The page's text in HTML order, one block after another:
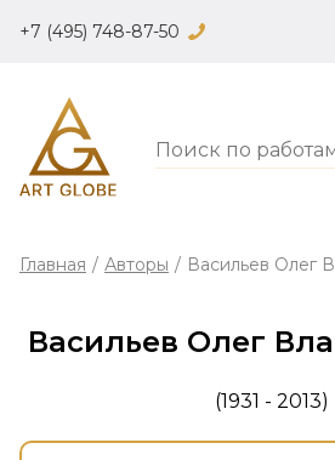
+7 (495) 748-87-50
Главная / Авторы / Васильев Олег
Васильев Олег
(1931 - 2013)